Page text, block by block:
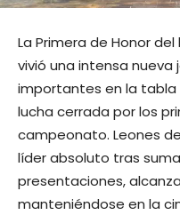
La Primera de Honor
vivió una intensa
importantes en la tabla
lucha cerrada por los
campeonato. Leones
líder absoluto tras
presentaciones,
manteniéndose en la